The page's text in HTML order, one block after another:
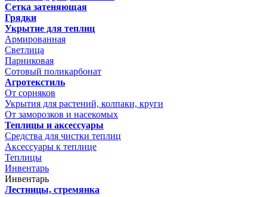
Сетка затеняющая
Грядки
Укрытие для теплиц
Армированная
Светлица
Парниковая
Сотовый поликарбонат
Агротекстиль
От сорняков
Укрытия для растений, колпаки, круги
От заморозков и насекомых
Теплицы и аксессуары
Средства для чистки теплиц
Аксессуары к теплице
Теплицы
Инвентарь
Инвентарь
Лестницы, стремянка